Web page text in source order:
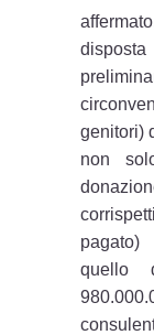
genitori)
non
quello